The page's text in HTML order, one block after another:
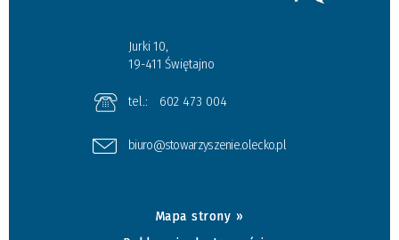
Jurki 10,
19-411 Świętajno
tel.: 602 473 004
biuro@stowarzyszenie.olecko.pl
Mapa strony »